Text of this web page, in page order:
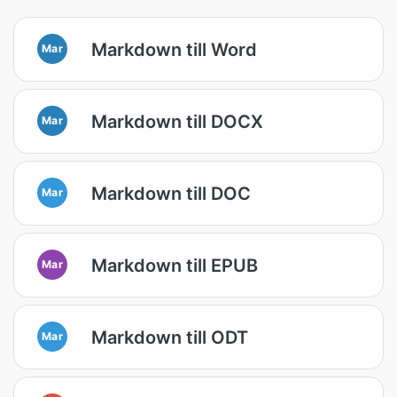
Mar Markdown till Word
Mar Markdown till DOCX
Mar Markdown till DOC
Mar Markdown till EPUB
Mar Markdown till ODT